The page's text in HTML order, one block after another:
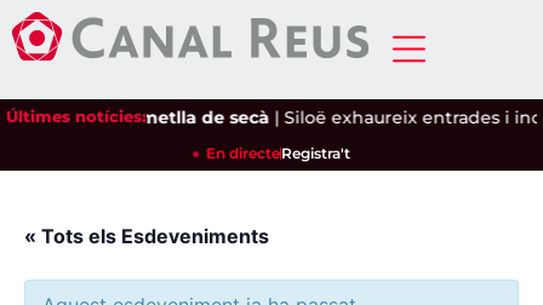
Últimes notícies:
garrofa i l'ametlla de secà| Siloë exhaureix entrades i
En directeRegistra't
« Tots els Esdeveniments